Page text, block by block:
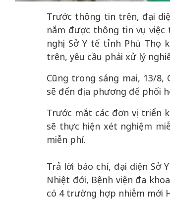
Trước thông tin trên, đại
nắm được thông tin vụ việc
nghị Sở Y tế tỉnh Phú Thọ
trên, yêu cầu phải xử lý
Cũng trong sáng mai, 13/8,
sẽ đến địa phương để phối
Trước mắt các đơn vị triển
sẽ thực hiện xét nghiệm
miễn phí.
Trả lời báo chí, đại diện Sở
Nhiệt đới, Bệnh viện đa
có 4 trường hợp nhiễm mới
50 năm Việt Nam gia
nhập UNESCO: Khơi
nguồn nội lực văn hóa,
định hình vị thế kiến
tạo | Kỳ 4: Sáng kiến
làm nên diện mạo mới